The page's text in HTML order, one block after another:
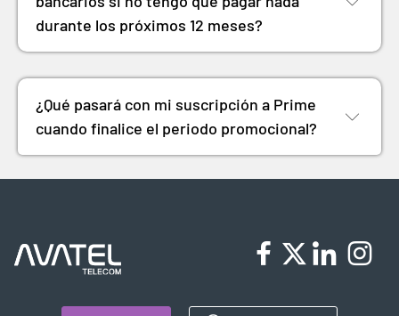
durante los próximos 12 meses?
¿Qué pasará con mi suscripción a Prime
cuando finalice el periodo promocional?